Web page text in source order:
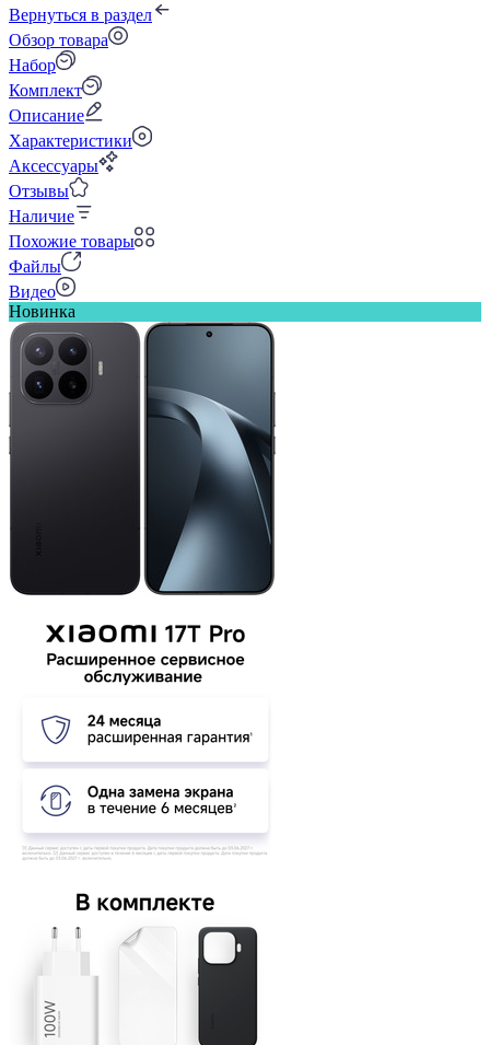
Вернуться в раздел
Обзор товара
Набор
Комплект
Описание
Характеристики
Аксессуары
Отзывы
Наличие
Похожие товары
Файлы
Видео
Новинка